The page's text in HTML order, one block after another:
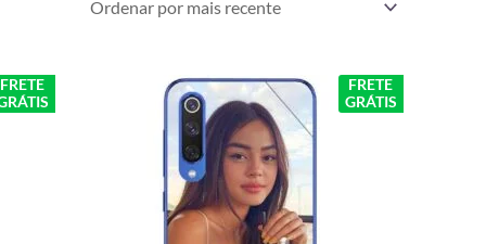
FRETE
FRETE
GRÁTIS
O
preço
original
R$ 59,99.
O
preço
atual
é:
R$ 49,90.